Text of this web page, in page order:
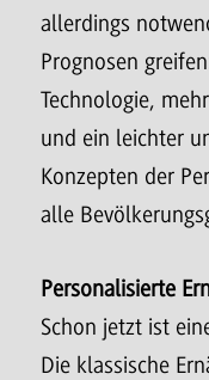
allerdings
Prognosen
Technologie,
und ein leichter
Konzepten der
alle
Personalisierte
Schon jetzt ist
Die klassische